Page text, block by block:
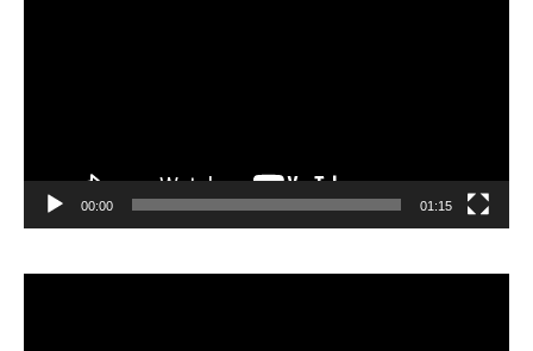
00:00 01:15